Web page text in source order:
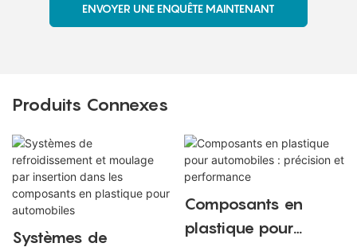
ENVOYER UNE ENQUÊTE MAINTENANT
Produits Connexes
Systèmes de
Composants en
plastique pour